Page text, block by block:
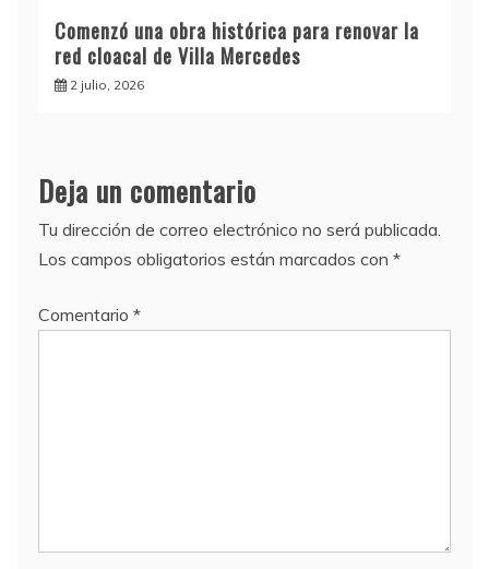
Comenzó una obra histórica para renovar la
red cloacal de Villa Mercedes
2 julio, 2026
Deja un comentario
Tu dirección de correo electrónico no será publicada.
Los campos obligatorios están marcados con *
Comentario *